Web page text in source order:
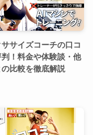
ササイズコーチの口コ
判！料金や体験談・他
比較を徹底解説